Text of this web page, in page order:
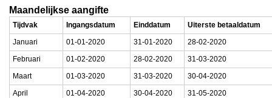
Maandelijkse aangifte
Tijdvak Ingangsdatum Einddatum
Uiterste betaaldatum
Januari
01-01-2020 31-01-2020
28-02-2020
Februari
01-02-2020 28-02-2020
31-03-2020
Maart
01-03-2020 31-03-2020
30-04-2020
April
01-04-2020 30-04-2020
31-05-2020